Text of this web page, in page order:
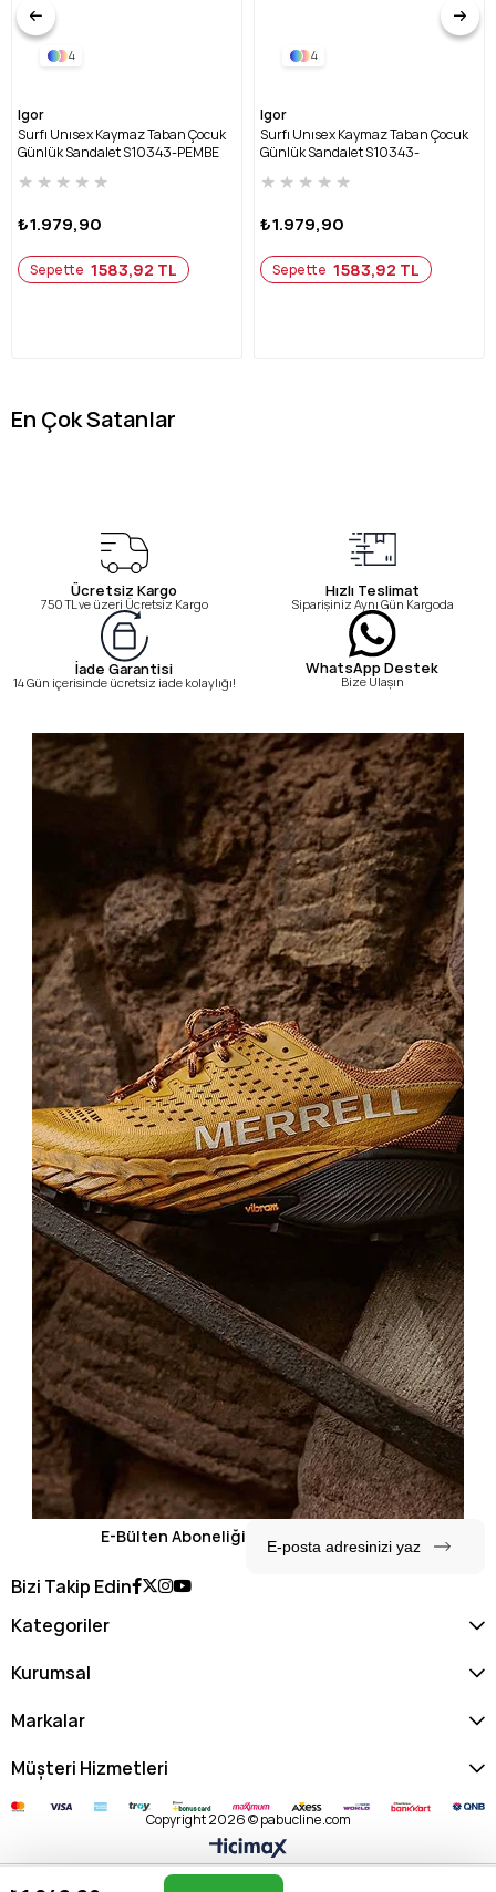
4
Igor
Surfı Unısex Kaymaz Taban Çocuk
Günlük Sandalet S10343-PEMBE
★ ★ ★ ★ ★
₺1.979,90
Sepette 1583,92 TL
4
Igor
Surfı Unısex Kaymaz Taban Çocuk
Günlük Sandalet S10343-
★ ★ ★ ★ ★
₺1.979,90
Sepette 1583,92 TL
En Çok Satanlar
Ücretsiz Kargo
750 TL ve üzeri Ücretsiz Kargo
Hızlı Teslimat
Siparişiniz Aynı Gün Kargoda
İade Garantisi
14 Gün içerisinde ücretsiz iade kolaylığı!
WhatsApp Destek
Bize Ulaşın
E-Bülten Aboneliği
Bizi Takip Edin
Kategoriler
Kurumsal
Markalar
Müşteri Hizmetleri
Copyright 2026 © pabucline.com